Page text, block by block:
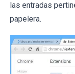
las entradas
papelera.